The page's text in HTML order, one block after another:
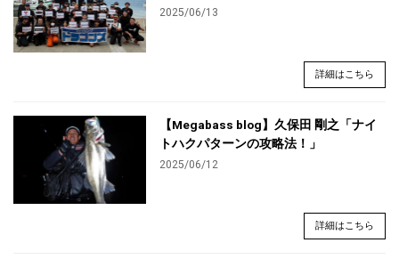
2025/06/13
詳細はこちら
【Megabass blog】久保田 剛之「ナイ
トハクパターンの攻略法！」
2025/06/12
詳細はこちら